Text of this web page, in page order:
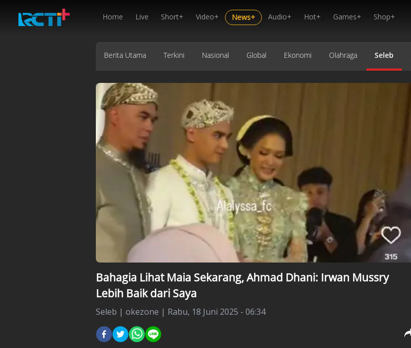
Home Live Short+ Video+ News+ Audio+ Hot+ Games+ Shop+
Berita Utama Terkini Nasional Global Ekonomi Olahraga Seleb
Bahagia Lihat Maia Sekarang, Ahmad Dhani: Irwan Mussry
Lebih Baik dari Saya
Seleb | okezone | Rabu, 18 Juni 2025 - 06:34